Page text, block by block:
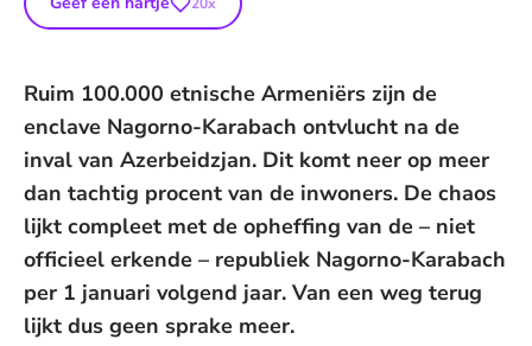
Ruim 100.000 etnische Armeniërs zijn de
enclave Nagorno-Karabach ontvlucht na de
inval van Azerbeidzjan. Dit komt neer op meer
dan tachtig procent van de inwoners. De chaos
lijkt compleet met de opheffing van de – niet
officieel erkende – republiek Nagorno-Karabach
per 1 januari volgend jaar. Van een weg terug
lijkt dus geen sprake meer.